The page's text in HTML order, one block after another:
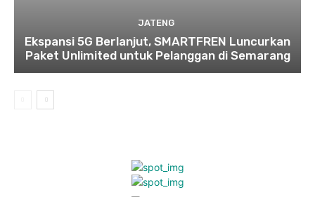
JATENG
Ekspansi 5G Berlanjut, SMARTFREN Luncurkan
Paket Unlimited untuk Pelanggan di Semarang